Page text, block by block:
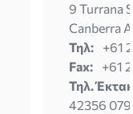
9 Turrana
Canberra
Τηλ:
+61
Fax:
+61
Τηλ.
42356